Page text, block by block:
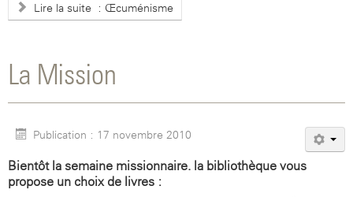
Lire la suite : Œcuménisme
La Mission
Publication : 17 novembre 2010
Bientôt la semaine missionnaire. la bibliothèque vous
propose un choix de livres :